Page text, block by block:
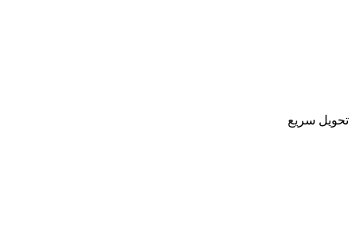
تحویل سریع